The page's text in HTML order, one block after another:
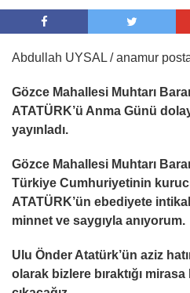
Abdullah UYSAL / anamur
Gözce Mahallesi Muhtarı
ATATÜRK’ü Anma Günü
yayınladı.
Gözce Mahallesi Muhtarı
Türkiye Cumhuriyetinin
ATATÜRK’ün ebediyete
minnet ve saygıyla anıyorum.
Ulu Önder Atatürk’ün aziz
olarak bizlere bıraktığı